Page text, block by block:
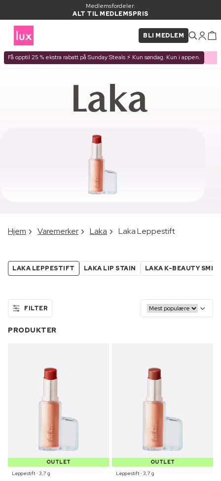
Medlemsfordeler:
ALT TIL MEDLEMSPRIS
BLI MEDLEM
Få opptil 25 % ekstra rabatt på Sunday Steals ⚡ Kun søndag. Kun i appen.
Hjem Varemerker Laka Laka Leppestift
LAKA LEPPESTIFT LAKA LIP STAIN LAKA K-BEAUTY
FILTER
PRODUKTER
OUTLET
Leppestift ⋅ 3,7 g
OUTLET
Leppestift ⋅ 3,7 g